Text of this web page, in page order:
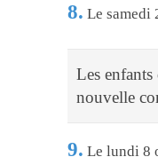
8. Le samedi
Les
nouvelle
9. Le lundi 8